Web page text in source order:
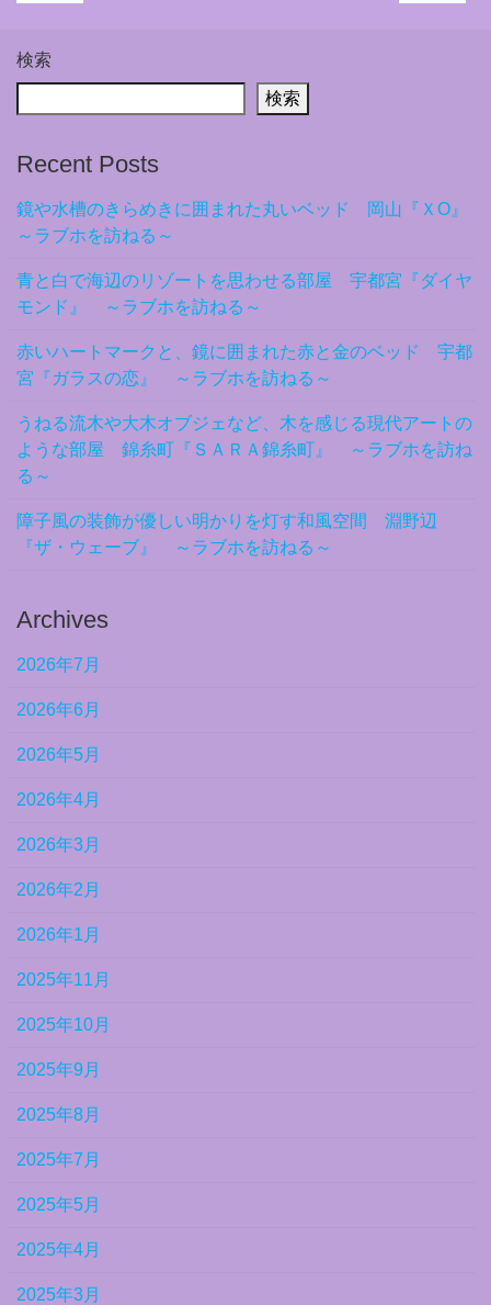
検索
検索
Recent Posts
鏡や水槽のきらめきに囲まれた丸いベッド 岡山『ＸO』
～ラブホを訪ねる～
青と白で海辺のリゾートを思わせる部屋 宇都宮『ダイヤ
モンド』 ～ラブホを訪ねる～
赤いハートマークと、鏡に囲まれた赤と金のベッド 宇都
宮『ガラスの恋』 ～ラブホを訪ねる～
うねる流木や大木オブジェなど、木を感じる現代アートの
ような部屋 錦糸町『ＳＡＲＡ錦糸町』 ～ラブホを訪ね
る～
障子風の装飾が優しい明かりを灯す和風空間 淵野辺
『ザ・ウェーブ』 ～ラブホを訪ねる～
Archives
2026年7月
2026年6月
2026年5月
2026年4月
2026年3月
2026年2月
2026年1月
2025年11月
2025年10月
2025年9月
2025年8月
2025年7月
2025年5月
2025年4月
2025年3月